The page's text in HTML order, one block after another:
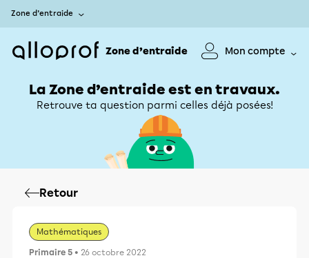
Zone d’entraide
Zone d’entraide Mon compte
La Zone d’entraide est en travaux.
Retrouve ta question parmi celles déjà posées!
Retour
Mathématiques
Primaire 5 • 26 octobre 2022